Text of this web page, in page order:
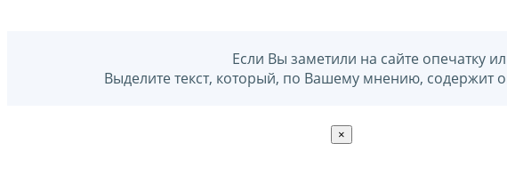
Если Вы заметили на сайте опечатку
Выделите текст, который, по Вашему мнению,
×